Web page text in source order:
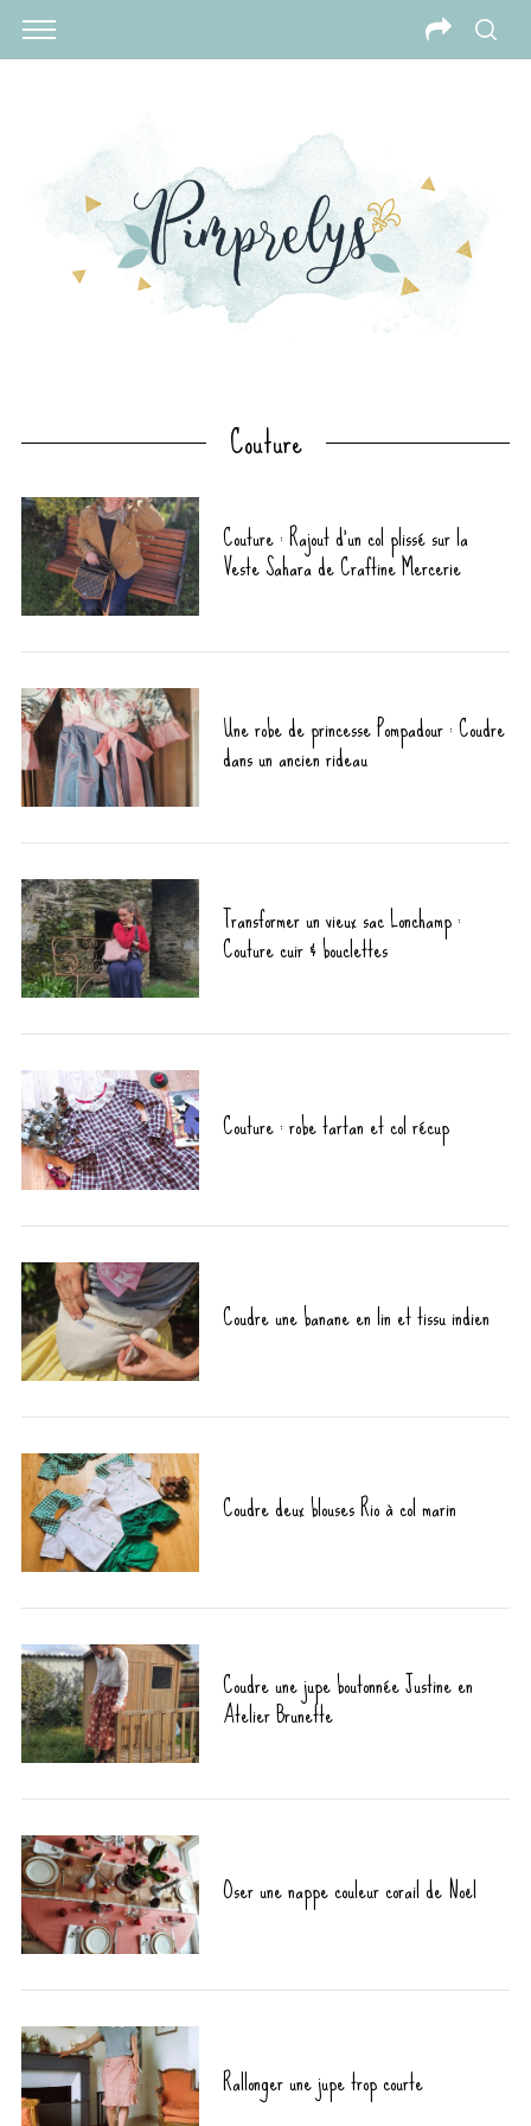
Couture
Couture : Rajout d’un col plissé sur la
Veste Sahara de Craftine Mercerie
Une robe de princesse Pompadour : Coudre
dans un ancien rideau
Transformer un vieux sac Lonchamp :
Couture cuir & bouclettes
Couture : robe tartan et col récup
Coudre une banane en lin et tissu indien
Coudre deux blouses Rio à col marin
Coudre une jupe boutonnée Justine en
Atelier Brunette
Oser une nappe couleur corail de Noël
Rallonger une jupe trop courte